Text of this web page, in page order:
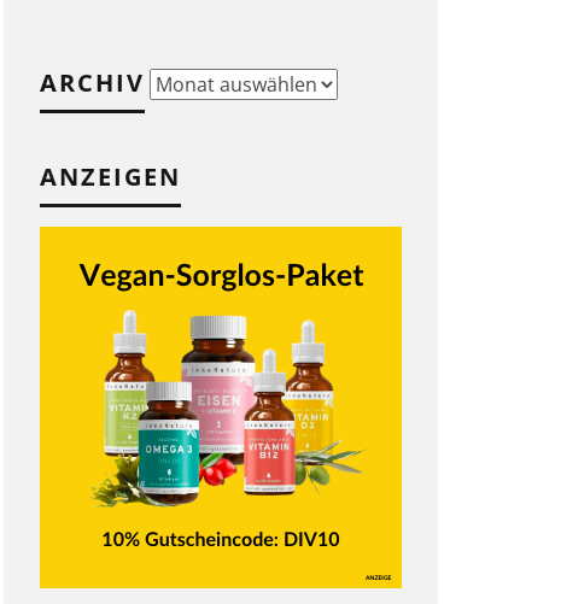
ARCHIV Archiv
ANZEIGEN